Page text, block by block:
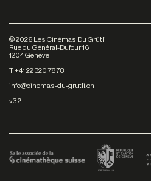
©2026 Les Cinémas Du Grütli
Rue du Général-Dufour 16
1204 Genève
T +41 22 320 78 78
info@cinemas-du-grutli.ch
v3.2